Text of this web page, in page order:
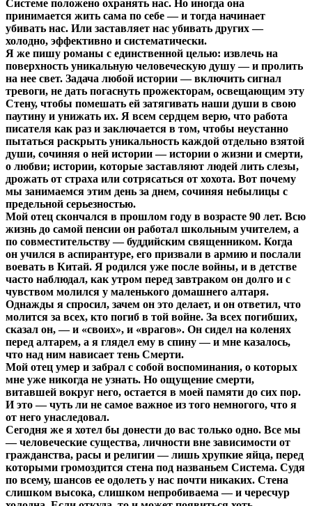
Системе положено охранять нас. Но иногда она
принимается жить сама по себе — и тогда начинает
убивать нас. Или заставляет нас убивать других —
холодно, эффективно и систематически.
Я же пишу романы с единственной целью: извлечь на
поверхность уникальную человеческую душу — и пролить
на нее свет. Задача любой истории — включить сигнал
тревоги, не дать погаснуть прожекторам, освещающим эту
Стену, чтобы помешать ей затягивать наши души в свою
паутину и унижать их. Я всем сердцем верю, что работа
писателя как раз и заключается в том, чтобы неустанно
пытаться раскрыть уникальность каждой отдельно взятой
души, сочиняя о ней истории — истории о жизни и смерти,
о любви; истории, которые заставляют людей лить слезы,
дрожать от страха или сотрясаться от хохота. Вот почему
мы занимаемся этим день за днем, сочиняя небылицы с
предельной серьезностью.
Мой отец скончался в прошлом году в возрасте 90 лет. Всю
жизнь до самой пенсии он работал школьным учителем, а
по совместительству — буддийским священником. Когда
он учился в аспирантуре, его призвали в армию и послали
воевать в Китай. Я родился уже после войны, и в детстве
часто наблюдал, как утром перед завтраком он долго и с
чувством молился у маленького домашнего алтаря.
Однажды я спросил, зачем он это делает, и он ответил, что
молится за всех, кто погиб в той войне. За всех погибших,
сказал он, — и «своих», и «врагов». Он сидел на коленях
перед алтарем, а я глядел ему в спину — и мне казалось,
что над ним нависает тень Смерти.
Мой отец умер и забрал с собой воспоминания, о которых
мне уже никогда не узнать. Но ощущение смерти,
витавшей вокруг него, остается в моей памяти до сих пор.
И это — чуть ли не самое важное из того немногого, что я
от него унаследовал.
Сегодня же я хотел бы донести до вас только одно. Все мы
— человеческие существа, личности вне зависимости от
гражданства, расы и религии — лишь хрупкие яйца, перед
которыми громоздится стена под названьем Система. Судя
по всему, шансов ее одолеть у нас почти никаких. Стена
слишком высока, слишком непробиваема — и чересчур